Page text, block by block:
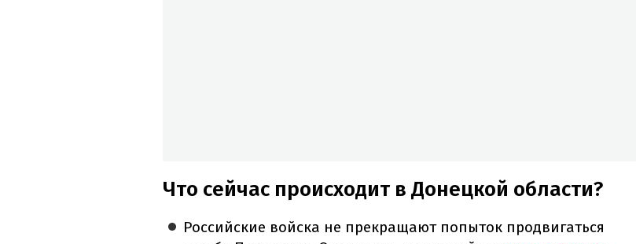
Что сейчас происходит в Донецкой области?
Российские войска не прекращают попыток продвигаться